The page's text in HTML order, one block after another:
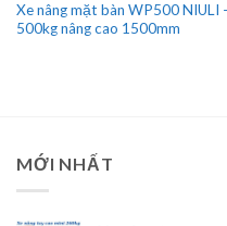
Xe nâng mặt bàn WP500 NIULI
500kg nâng cao 1500mm
MỚI NHẤT